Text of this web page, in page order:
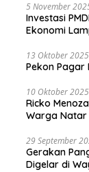
5 November
Investasi
Ekonomi
13 Oktober 2025
Pekon Pagar
10 Oktober 2025
Ricko
Warga Natar
29 September
Gerakan
Digelar di